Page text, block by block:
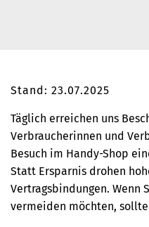
Stand: 23.07.2025
Täglich erreichen uns
Verbraucherinnen und
Besuch im Handy-Shop
Statt Ersparnis drohen
Vertragsbindungen. Wenn
vermeiden möchten,